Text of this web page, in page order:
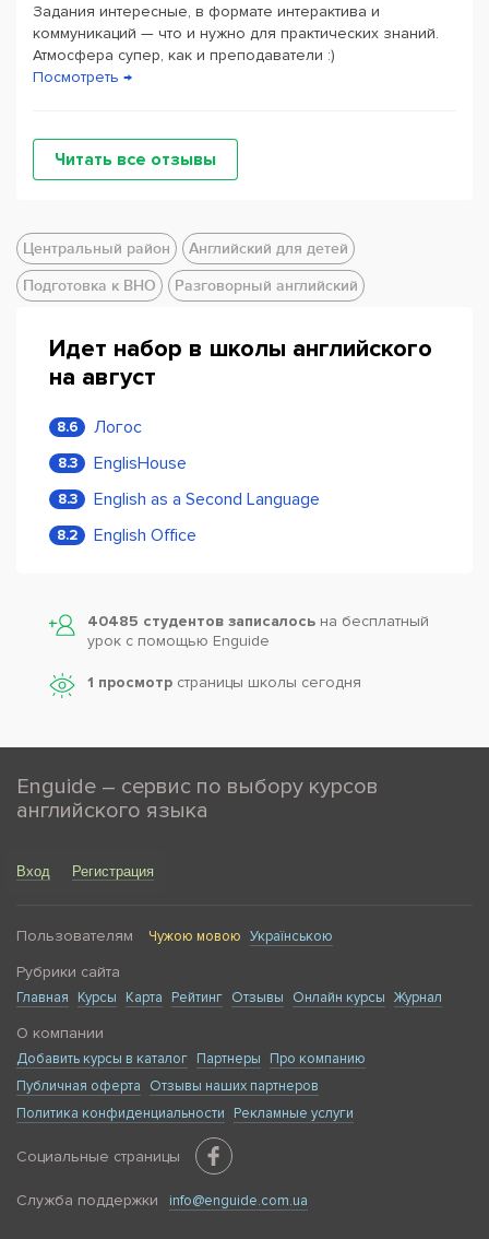
Задания интересные, в формате интерактива и
коммуникаций — что и нужно для практических знаний.
Атмосфера супер, как и преподаватели :)
Посмотреть →
Читать все отзывы
Центральный район
Английский для детей
Подготовка к ВНО
Разговорный английский
Идет набор в школы английского
на август
8.6 Логос
8.3 EnglisHouse
8.3 English as a Second Language
8.2 English Office
40485 студентов записалось на бесплатный
урок с помощью Enguide
1 просмотр страницы школы сегодня
Enguide – сервис по выбору курсов
английского языка
Вход Регистрация
Пользователям Чужою мовою Українською
Рубрики сайта
Главная Курсы Карта Рейтинг Отзывы Онлайн курсы Журнал
О компании
Добавить курсы в каталог Партнеры
Про компанию
Публичная оферта
Отзывы наших партнеров
Политика конфиденциальности
Рекламные услуги
Социальные страницы
Служба поддержки info@enguide.com.ua